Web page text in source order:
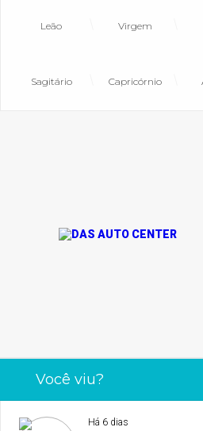
Leão Virgem
Sagitário Capricórnio
Você viu?
Há 6 dias